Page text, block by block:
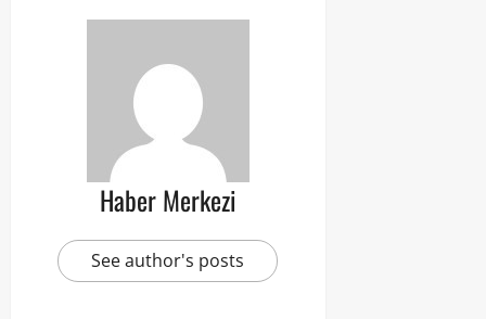
Haber Merkezi
See author's posts